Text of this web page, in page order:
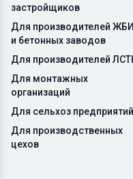
застройщиков
Для производителей ЖБИ
и бетонных заводов
Для производителей
Для монтажных
организаций
Для сельхоз предприятий
Для производственных
цехов